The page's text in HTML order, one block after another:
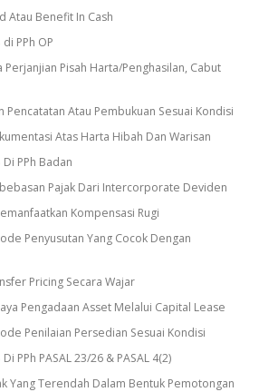
Atau Benefit In Cash
di PPh OP
Perjanjian Pisah Harta/Penghasilan, Cabut
Pencatatan Atau Pembukuan Sesuai Kondisi
Atas Harta Hibah Dan Warisan
Di PPh Badan
Pajak Dari Intercorporate Deviden
Kompensasi Rugi
Penyusutan Yang Cocok Dengan
Pricing Secara Wajar
Pengadaan Asset Melalui Capital Lease
Penilaian Persedian Sesuai Kondisi
PPh PASAL 23/26 & PASAL 4(2)
Yang Terendah Dalam Bentuk Pemotongan